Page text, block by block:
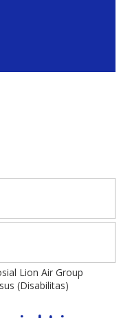
Lion Air Group
(Disabilitas)